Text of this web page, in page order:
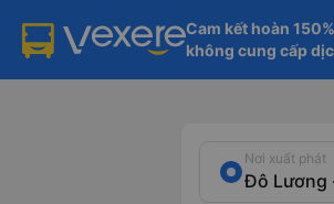
Cam kết hoàn
không cung cấp
Nơi xuất phát